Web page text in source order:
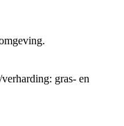
gras- en